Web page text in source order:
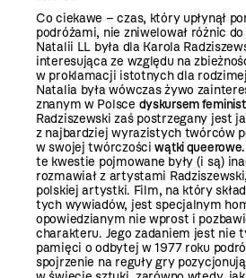
Co ciekawe – czas, który upłynął
podróżami, nie zniwelował różnic
Natalii LL była dla Karola
interesująca ze względu na
w proklamacji istotnych dla
Natalia była wówczas żywo
znanym w Polsce dyskursem
Radziszewski zaś postrzegany jest
z najbardziej wyrazistych twórców
w swojej twór­czościwątki queerowe.
te kwestie pojmowane były (i są)
rozmawiał z artystami
polskiej artystki. Film, na który
tych wywiadów, jest specjalnym
opowiedzianym nie wprost i
charakteru. Jego zadaniem jest nie
pamięci o odbytej w 1977 roku
spojrzenie na reguły gry